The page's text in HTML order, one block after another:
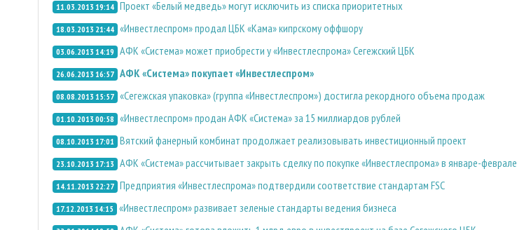
11.03.2013 19:14 Проект «Белый медведь» могут исключить из списка приоритетных
18.03.2013 21:44 «Инвестлеспром» продал ЦБК «Кама» кипрскому оффшору
03.06.2013 14:19 АФК «Система» может приобрести у «Инвестлеспрома» Сегежский ЦБК
26.06.2013 16:57 АФК «Система» покупает «Инвестлеспром»
08.08.2013 15:57 «Сегежская упаковка» (группа «Инвестлеспром») достигла рекордного объема продаж
01.10.2013 00:58 «Инвестлеспром» продан АФК «Система» за 15 миллиардов рублей
08.10.2013 17:01 Вятский фанерный комбинат продолжает реализовывать инвестиционный проект
23.10.2013 17:13 АФК «Система» рассчитывает закрыть сделку по покупке «Инвестлеспрома» в январе-феврале
14.11.2013 22:27 Предприятия «Инвестлеспрома» подтвердили соответствие стандартам FSC
17.12.2013 14:15 «Инвестлеспром» развивает зеленые стандарты ведения бизнеса